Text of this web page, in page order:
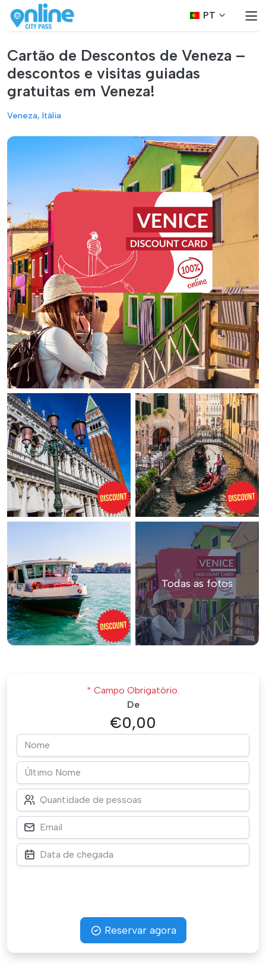
PT
Cartão de Descontos de Veneza –
descontos e visitas guiadas
gratuitas em Veneza!
Veneza, Itália
Todas as fotos
* Campo Obrigatório.
De
€0,00
Reservar agora